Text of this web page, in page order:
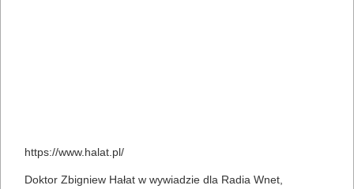
https://www.halat.pl/
Doktor Zbigniew Hałat w wywiadzie dla Radia Wnet,